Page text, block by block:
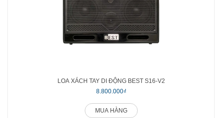
LOA XÁCH TAY DI ĐỘNG BEST S16-V2
8.800.000₫
MUA HÀNG